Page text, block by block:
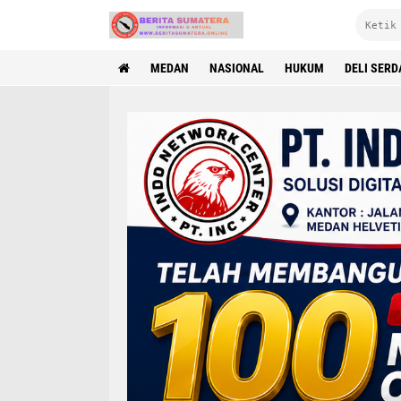
MEDAN NASIONAL HUKUM DELI